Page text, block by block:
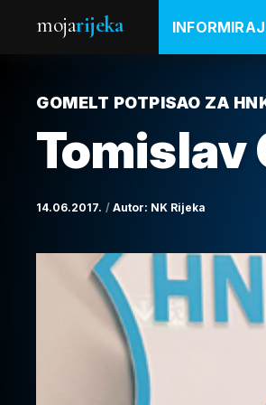
mojarijeka
GOMELT POTPISAO ZA
Tomislav
14.06.2017. Autor: NK Rijeka